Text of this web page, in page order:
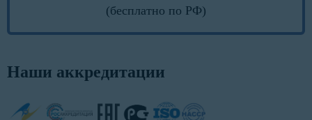
(бесплатно по РФ)
Наши аккредитации